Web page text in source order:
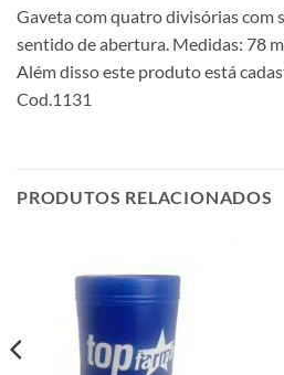
Gaveta com quatro divisórias com
sentido de abertura. Medidas: 78
Além disso este produto está
Cod.1131
PRODUTOS RELACIONADOS